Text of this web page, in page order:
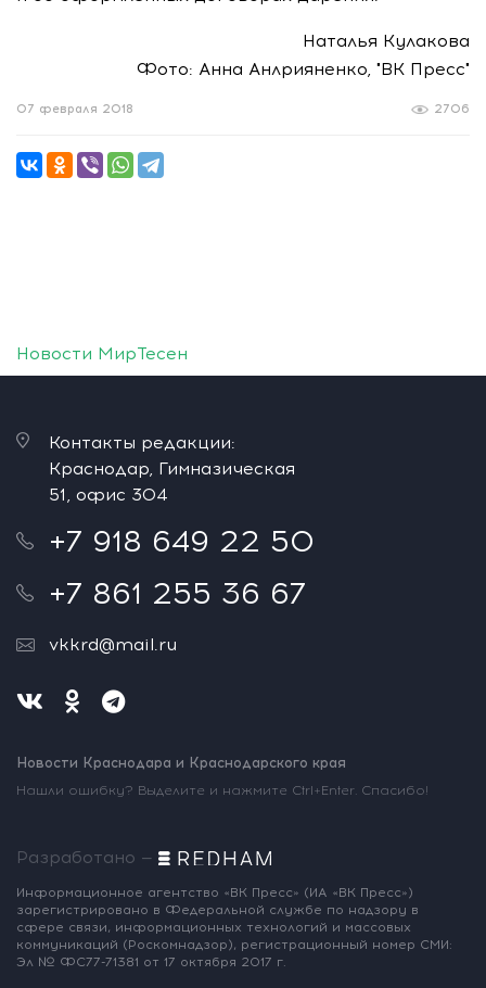
Наталья Кулакова
Фото: Анна Анлрияненко, "ВК Пресс"
2706
07 февраля 2018
Новости МирТесен
Контакты редакции:
Краснодар, Гимназическая
51, офис 304
+7 918 649 22 50
+7 861 255 36 67
vkkrd@mail.ru
Новости Краснодара и Краснодарского края
Нашли ошибку? Выделите и нажмите Ctrl+Enter. Спасибо!
Разработано —
Информационное агентство «ВК Пресс» (ИА «ВК Пресс»)
зарегистрировано в Федеральной службе по надзору в
сфере связи, информационных технологий и массовых
коммуникаций (Роскомнадзор), регистрационный номер СМИ:
Эл № ФС77-71381 от 17 октября 2017 г.